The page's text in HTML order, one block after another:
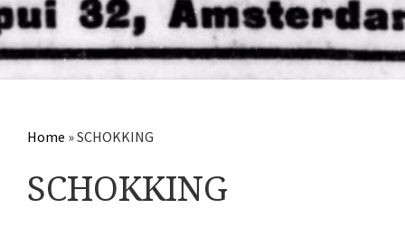
Partners
Jaarverslagen
Microscopen
Elektrische meetapparatuur
Home »SCHOKKING
SCHOKKING